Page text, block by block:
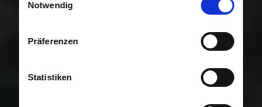
Nutzung der Dienste gesammelt haben.
Notwendig
Präferenzen
Statistiken